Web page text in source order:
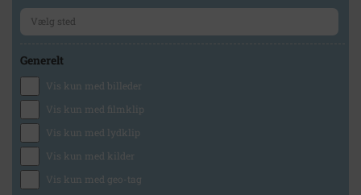
Generelt
Vis kun med billeder
Vis kun med filmklip
Vis kun med lydklip
Vis kun med kilder
Vis kun med geo-tag